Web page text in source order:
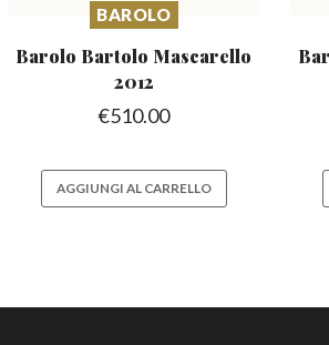
BAROLO
Barolo Bartolo Mascarello
2012
€510.00
AGGIUNGI AL CARRELLO